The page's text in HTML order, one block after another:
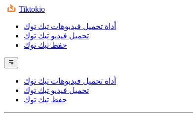
Tiktokio
أداة تحميل فيديوهات تيك توك
تحميل فيديو تيك توك
حفظ تيك توك
أداة تحميل فيديوهات تيك توك
تحميل فيديو تيك توك
حفظ تيك توك